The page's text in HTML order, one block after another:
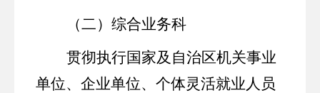
（二）综合业务科
贯彻执行国家及自治区机关事业
单位、企业单位、个体灵活就业人员